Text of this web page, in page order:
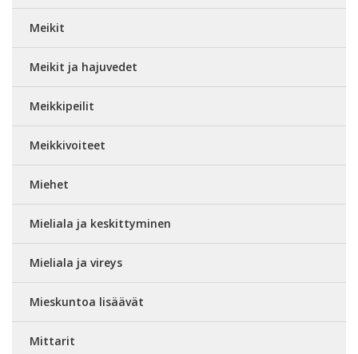
Meikit
Meikit ja hajuvedet
Meikkipeilit
Meikkivoiteet
Miehet
Mieliala ja keskittyminen
Mieliala ja vireys
Mieskuntoa lisäävät
Mittarit